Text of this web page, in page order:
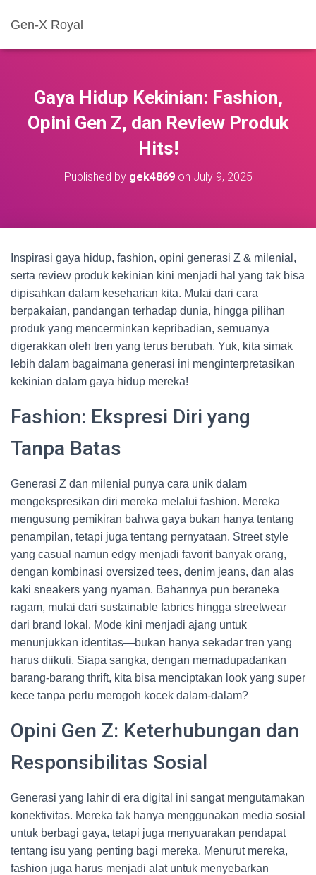
Gen-X Royal
Gaya Hidup Kekinian: Fashion,
Opini Gen Z, dan Review Produk
Hits!
Published by gek4869on July 9, 2025
Inspirasi gaya hidup, fashion, opini generasi Z & milenial,
serta review produk kekinian kini menjadi hal yang tak bisa
dipisahkan dalam keseharian kita. Mulai dari cara
berpakaian, pandangan terhadap dunia, hingga pilihan
produk yang mencerminkan kepribadian, semuanya
digerakkan oleh tren yang terus berubah. Yuk, kita simak
lebih dalam bagaimana generasi ini menginterpretasikan
kekinian dalam gaya hidup mereka!
Fashion: Ekspresi Diri yang
Tanpa Batas
Generasi Z dan milenial punya cara unik dalam
mengekspresikan diri mereka melalui fashion. Mereka
mengusung pemikiran bahwa gaya bukan hanya tentang
penampilan, tetapi juga tentang pernyataan. Street style
yang casual namun edgy menjadi favorit banyak orang,
dengan kombinasi oversized tees, denim jeans, dan alas
kaki sneakers yang nyaman. Bahannya pun beraneka
ragam, mulai dari sustainable fabrics hingga streetwear
dari brand lokal. Mode kini menjadi ajang untuk
menunjukkan identitas—bukan hanya sekadar tren yang
harus diikuti. Siapa sangka, dengan memadupadankan
barang-barang thrift, kita bisa menciptakan look yang super
kece tanpa perlu merogoh kocek dalam-dalam?
Opini Gen Z: Keterhubungan dan
Responsibilitas Sosial
Generasi yang lahir di era digital ini sangat mengutamakan
konektivitas. Mereka tak hanya menggunakan media sosial
untuk berbagi gaya, tetapi juga menyuarakan pendapat
tentang isu yang penting bagi mereka. Menurut mereka,
fashion juga harus menjadi alat untuk menyebarkan